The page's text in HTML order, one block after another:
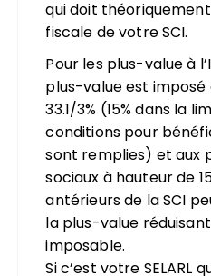
qui doit
fiscale de votre SCI.
Pour les plus-value à
plus-value est imposé
33.1/3% (15% dans la
conditions pour
sont remplies) et aux
sociaux à hauteur de
antérieurs de la SCI
la plus-value
imposable.
Si c’est votre SELARL